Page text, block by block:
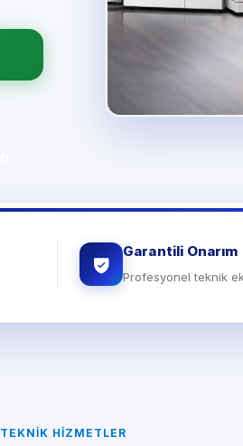
Garantili Onarım
Profesyonel teknik
TEKNIK HIZMETLER